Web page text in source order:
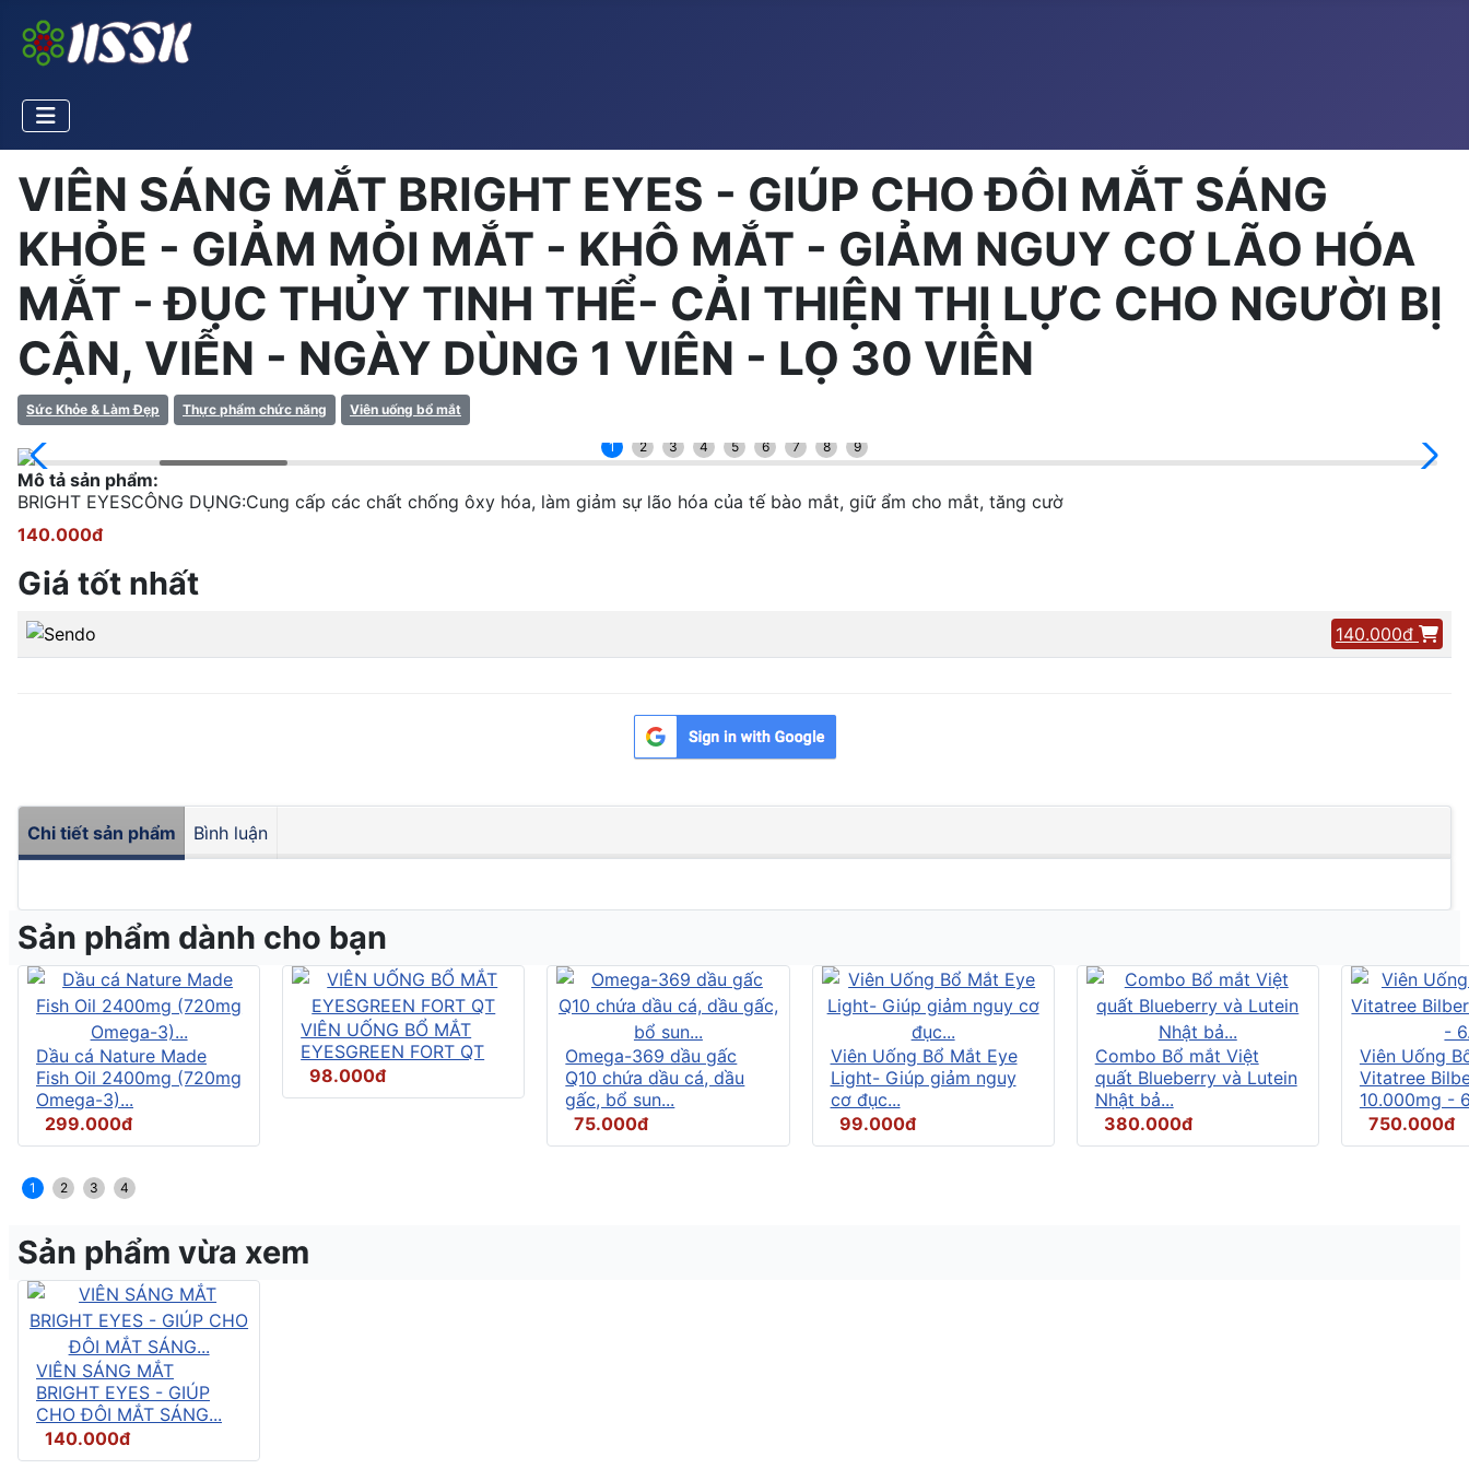
VIÊN SÁNG MẮT BRIGHT EYES - GIÚP CHO ĐÔI MẮT SÁNG
KHỎE - GIẢM MỎI MẮT - KHÔ MẮT - GIẢM NGUY CƠ LÃO HÓA
MẮT - ĐỤC THỦY TINH THỂ- CẢI THIỆN THỊ LỰC CHO NGƯỜI BỊ
CẬN, VIỄN - NGÀY DÙNG 1 VIÊN - LỌ 30 VIÊN
Sức Khỏe & Làm Đẹp Thực phẩm chức năng Viên uống bổ mắt
1 2 3 4 5 6 7 8 9
Mô tả sản phẩm:
BRIGHT EYESCÔNG DỤNG:Cung cấp các chất chống ôxy hóa, làm giảm sự lão hóa của tế bào mắt, giữ ẩm cho mắt, tăng cườ
140.000đ
Giá tốt nhất
140.000đ
Chi tiết sản phẩm Bình luận
Sản phẩm dành cho bạn
Dầu cá Nature Made
Fish Oil 2400mg (720mg
Omega-3)...
299.000đ
VIÊN UỐNG BỔ MẮT
EYESGREEN FORT QT
98.000đ
Omega-369 dầu gấc
Q10 chứa dầu cá, dầu
gấc, bổ sun...
75.000đ
Viên Uống Bổ Mắt Eye
Light- Giúp giảm nguy
cơ đục...
99.000đ
Combo Bổ mắt Việt
quất Blueberry và Lutein
Nhật bả...
380.000đ
Viên Uống
Vitatree
10.000mg -
750.000đ
1 2 3 4
Sản phẩm vừa xem
VIÊN SÁNG MẮT
BRIGHT EYES - GIÚP
CHO ĐÔI MẮT SÁNG...
140.000đ